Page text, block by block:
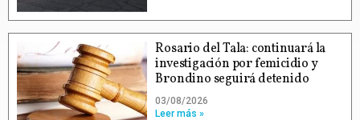
Rosario del Tala: continuará la
investigación por femicidio y
Brondino seguirá detenido
03/08/2026
Leer más »